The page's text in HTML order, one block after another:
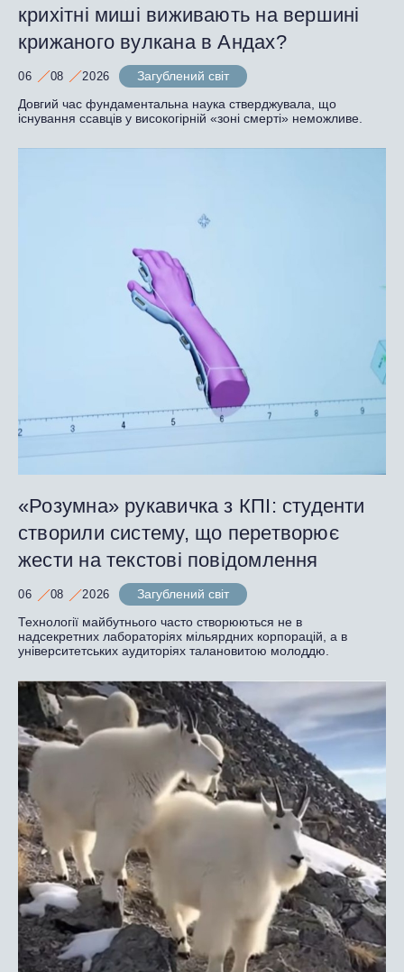
крихітні миші виживають на вершині
крижаного вулкана в Андах?
06 08 2026
Загублений світ
Довгий час фундаментальна наука стверджувала, що
існування ссавців у високогірній «зоні смерті» неможливе.
«Розумна» рукавичка з КПІ: студенти
створили систему, що перетворює
жести на текстові повідомлення
06 08 2026
Загублений світ
Технології майбутнього часто створюються не в
надсекретних лабораторіях мільярдних корпорацій, а в
університетських аудиторіях талановитою молоддю.